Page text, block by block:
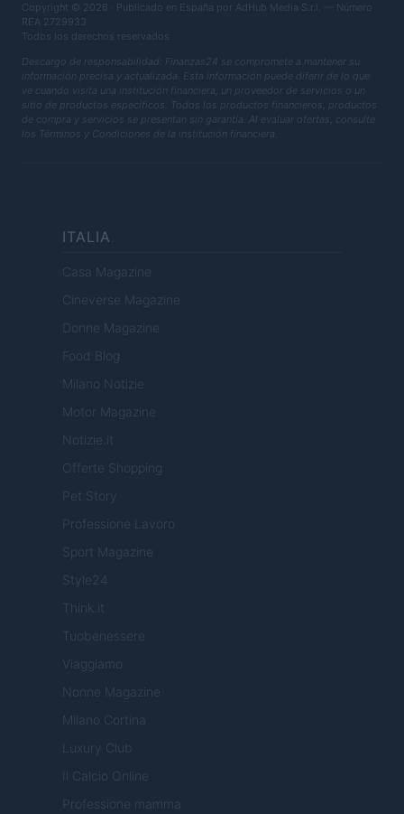
Copyright © 2026 · Publicado en España por AdHub Media S.r.l. — Número
REA 2729933
Todos los derechos reservados
Descargo de responsabilidad: Finanzas24 se compromete a mantener su
información precisa y actualizada. Esta información puede diferir de lo que
ve cuando visita una institución financiera, un proveedor de servicios o un
sitio de productos específicos. Todos los productos financieros, productos
de compra y servicios se presentan sin garantía. Al evaluar ofertas, consulte
los Términos y Condiciones de la institución financiera.
ITALIA
Casa Magazine
Cineverse Magazine
Donne Magazine
Food Blog
Milano Notizie
Motor Magazine
Notizie.it
Offerte Shopping
Pet Story
Professione Lavoro
Sport Magazine
Style24
Think.it
Tuobenessere
Viaggiamo
Nonne Magazine
Milano Cortina
Luxury Club
Il Calcio Online
Professione mamma